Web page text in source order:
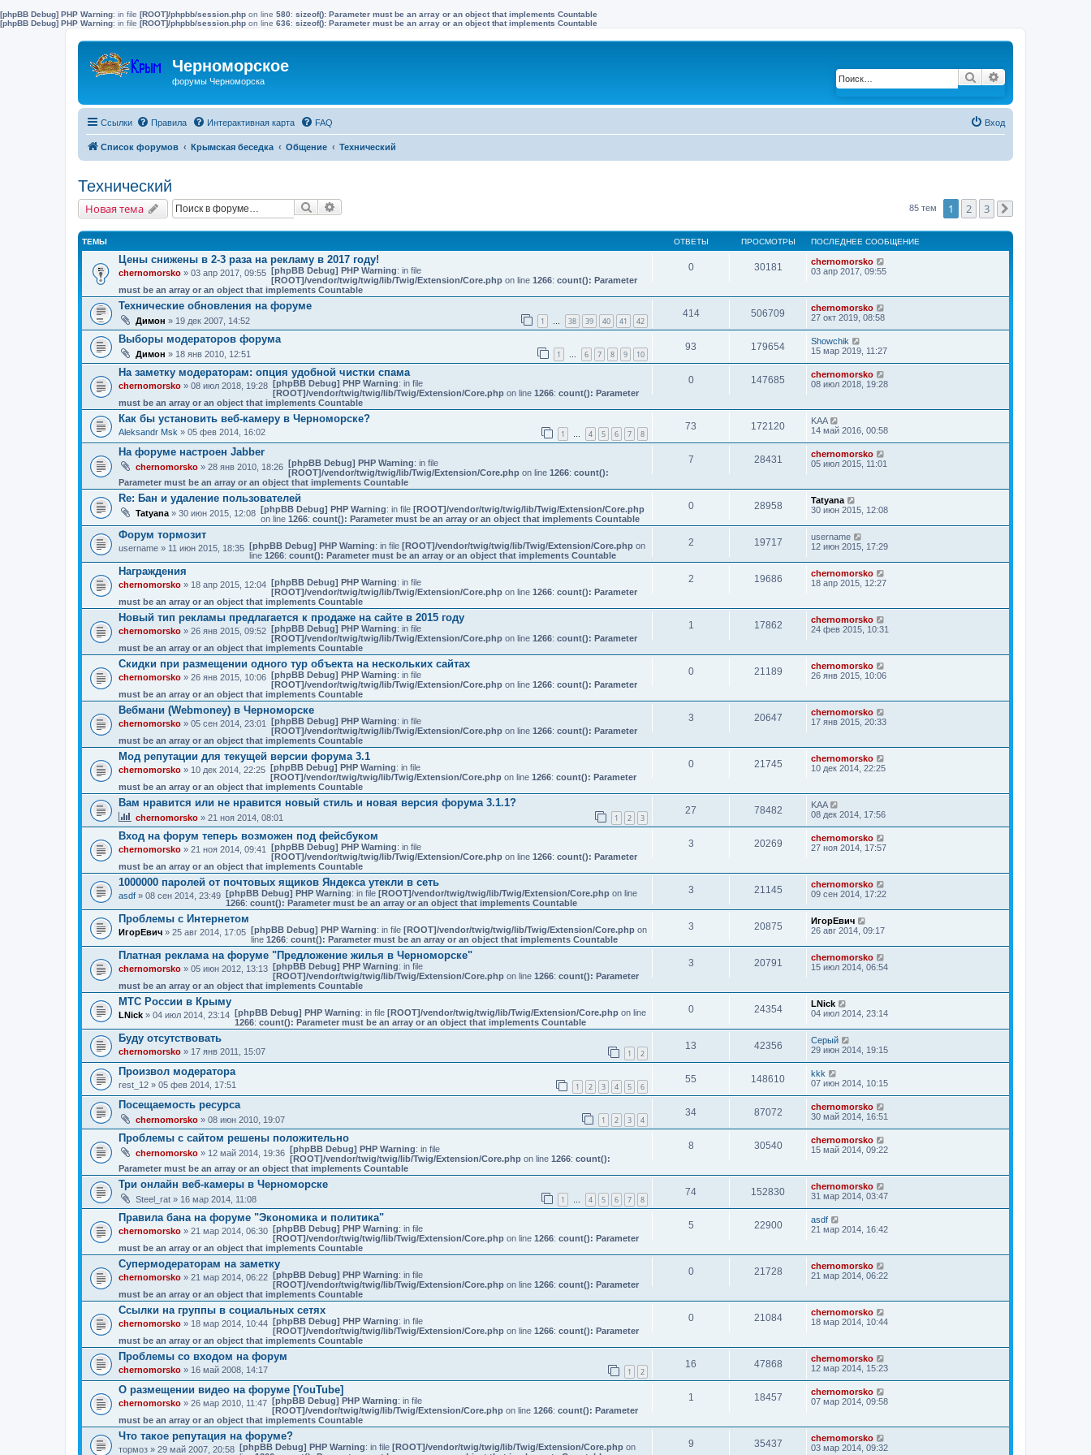
[phpBB Debug] PHP Warning: in file [ROOT]/phpbb/session.php on line 580: sizeof(): Parameter must be an array or an object that implements Countable
[phpBB Debug] PHP Warning: in file [ROOT]/phpbb/session.php on line 636: sizeof(): Parameter must be an array or an object that implements Countable
Черноморское
форумы Черноморска Поиск
Ссылки Правила Интерактивная карта FAQ Вход
Список форумов Крымская беседка Общение Технический
Технический
Новая тема Поиск 85 тем 1 2 3
ТЕМЫ ОТВЕТЫ ПРОСМОТРЫ ПОСЛЕДНЕЕ СООБЩЕНИЕ
Цены снижены в 2-3 раза на рекламу в 2017 году!
chernomorsko » 03 апр 2017, 09:55 [phpBB Debug] PHP Warning: in file
[ROOT]/vendor/twig/twig/lib/Twig/Extension/Core.phpon line 1266: count(): Parameter
must be an array or an object that implements Countable
0 30181
chernomorsko
03 апр 2017, 09:55
Технические обновления на форуме
Димон » 19 дек 2007, 14:52 1 38 39 40 41 42
414 506709
chernomorsko
27 окт 2019, 08:58
Выборы модераторов форума
Димон » 18 янв 2010, 12:51 1 6 7 8 9 10
93 179654
Showchik
15 мар 2019, 11:27
На заметку модераторам: опция удобной чистки спама
chernomorsko » 08 июл 2018, 19:28 [phpBB Debug] PHP Warning: in file
[ROOT]/vendor/twig/twig/lib/Twig/Extension/Core.phpon line 1266: count(): Parameter
must be an array or an object that implements Countable
0 147685
chernomorsko
08 июл 2018, 19:28
Как бы установить веб-камеру в Черноморске?
Aleksandr Msk » 05 фев 2014, 16:02 1 4 5 6 7 8
73 172120
KAA
14 май 2016, 00:58
На форуме настроен Jabber
chernomorsko » 28 янв 2010, 18:26 [phpBB Debug] PHP Warning: in file
[ROOT]/vendor/twig/twig/lib/Twig/Extension/Core.phpon line 1266: count():
Parameter must be an array or an object that implements Countable
7 28431
chernomorsko
05 июл 2015, 11:01
Re: Бан и удаление пользователей
Tatyana » 30 июн 2015, 12:08 [phpBB Debug] PHP Warning: in file [ROOT]/vendor/twig/twig/lib/Twig/Extension/Core.php
on line 1266: count(): Parameter must be an array or an object that implements Countable
0 28958
Tatyana
30 июн 2015, 12:08
Форум тормозит
username » 11 июн 2015, 18:35 [phpBB Debug] PHP Warning: in file [ROOT]/vendor/twig/twig/lib/Twig/Extension/Core.phpon
line 1266: count(): Parameter must be an array or an object that implements Countable
2 19717
username
12 июн 2015, 17:29
Награждения
chernomorsko » 18 апр 2015, 12:04 [phpBB Debug] PHP Warning: in file
[ROOT]/vendor/twig/twig/lib/Twig/Extension/Core.phpon line 1266: count(): Parameter
must be an array or an object that implements Countable
2 19686
chernomorsko
18 апр 2015, 12:27
Новый тип рекламы предлагается к продаже на сайте в 2015 году
chernomorsko » 26 янв 2015, 09:52 [phpBB Debug] PHP Warning: in file
[ROOT]/vendor/twig/twig/lib/Twig/Extension/Core.phpon line 1266: count(): Parameter
must be an array or an object that implements Countable
1 17862
chernomorsko
24 фев 2015, 10:31
Скидки при размещении одного тур объекта на нескольких сайтах
chernomorsko » 26 янв 2015, 10:06 [phpBB Debug] PHP Warning: in file
[ROOT]/vendor/twig/twig/lib/Twig/Extension/Core.phpon line 1266: count(): Parameter
must be an array or an object that implements Countable
0 21189
chernomorsko
26 янв 2015, 10:06
Вебмани (Webmoney) в Черноморске
chernomorsko » 05 сен 2014, 23:01 [phpBB Debug] PHP Warning: in file
[ROOT]/vendor/twig/twig/lib/Twig/Extension/Core.phpon line 1266: count(): Parameter
must be an array or an object that implements Countable
3 20647
chernomorsko
17 янв 2015, 20:33
Мод репутации для текущей версии форума 3.1
chernomorsko » 10 дек 2014, 22:25 [phpBB Debug] PHP Warning: in file
[ROOT]/vendor/twig/twig/lib/Twig/Extension/Core.phpon line 1266: count(): Parameter
must be an array or an object that implements Countable
0 21745
chernomorsko
10 дек 2014, 22:25
Вам нравится или не нравится новый стиль и новая версия форума 3.1.1?
chernomorsko » 21 ноя 2014, 08:01 1 2 3
27 78482
KAA
08 дек 2014, 17:56
Вход на форум теперь возможен под фейсбуком
chernomorsko » 21 ноя 2014, 09:41 [phpBB Debug] PHP Warning: in file
[ROOT]/vendor/twig/twig/lib/Twig/Extension/Core.phpon line 1266: count(): Parameter
must be an array or an object that implements Countable
3 20269
chernomorsko
27 ноя 2014, 17:57
1000000 паролей от почтовых ящиков Яндекса утекли в сеть
asdf » 08 сен 2014, 23:49 [phpBB Debug] PHP Warning: in file [ROOT]/vendor/twig/twig/lib/Twig/Extension/Core.phpon line
1266: count(): Parameter must be an array or an object that implements Countable
3 21145
chernomorsko
09 сен 2014, 17:22
Проблемы с Интернетом
ИгорЕвич » 25 авг 2014, 17:05 [phpBB Debug] PHP Warning: in file [ROOT]/vendor/twig/twig/lib/Twig/Extension/Core.phpon
line 1266: count(): Parameter must be an array or an object that implements Countable
3 20875
ИгорЕвич
26 авг 2014, 09:17
Платная реклама на форуме "Предложение жилья в Черноморске"
chernomorsko » 05 июн 2012, 13:13 [phpBB Debug] PHP Warning: in file
[ROOT]/vendor/twig/twig/lib/Twig/Extension/Core.phpon line 1266: count(): Parameter
must be an array or an object that implements Countable
3 20791
chernomorsko
15 июл 2014, 06:54
МТС России в Крыму
LNick » 04 июл 2014, 23:14 [phpBB Debug] PHP Warning: in file [ROOT]/vendor/twig/twig/lib/Twig/Extension/Core.phpon line
1266: count(): Parameter must be an array or an object that implements Countable
0 24354
LNick
04 июл 2014, 23:14
Буду отсутствовать
chernomorsko » 17 янв 2011, 15:07 1 2
13 42356
Серый
29 июн 2014, 19:15
Произвол модератора
rest_12 » 05 фев 2014, 17:51 1 2 3 4 5 6
55 148610
kkk
07 июн 2014, 10:15
Посещаемость ресурса
chernomorsko » 08 июн 2010, 19:07 1 2 3 4
34 87072
chernomorsko
30 май 2014, 16:51
Проблемы с сайтом решены положительно
chernomorsko » 12 май 2014, 19:36 [phpBB Debug] PHP Warning: in file
[ROOT]/vendor/twig/twig/lib/Twig/Extension/Core.phpon line 1266: count():
Parameter must be an array or an object that implements Countable
8 30540
chernomorsko
15 май 2014, 09:22
Три онлайн веб-камеры в Черноморске
Steel_rat » 16 мар 2014, 11:08 1 4 5 6 7 8
74 152830
chernomorsko
31 мар 2014, 03:47
Правила бана на форуме "Экономика и политика"
chernomorsko » 21 мар 2014, 06:30 [phpBB Debug] PHP Warning: in file
[ROOT]/vendor/twig/twig/lib/Twig/Extension/Core.phpon line 1266: count(): Parameter
must be an array or an object that implements Countable
5 22900
asdf
21 мар 2014, 16:42
Супермодераторам на заметку
chernomorsko » 21 мар 2014, 06:22 [phpBB Debug] PHP Warning: in file
[ROOT]/vendor/twig/twig/lib/Twig/Extension/Core.phpon line 1266: count(): Parameter
must be an array or an object that implements Countable
0 21728
chernomorsko
21 мар 2014, 06:22
Ссылки на группы в социальных сетях
chernomorsko » 18 мар 2014, 10:44 [phpBB Debug] PHP Warning: in file
[ROOT]/vendor/twig/twig/lib/Twig/Extension/Core.phpon line 1266: count(): Parameter
must be an array or an object that implements Countable
0 21084
chernomorsko
18 мар 2014, 10:44
Проблемы со входом на форум
chernomorsko » 16 май 2008, 14:17 1 2
16 47868
chernomorsko
12 мар 2014, 15:23
О размещении видео на форуме [YouTube]
chernomorsko » 26 мар 2010, 11:47 [phpBB Debug] PHP Warning: in file
[ROOT]/vendor/twig/twig/lib/Twig/Extension/Core.phpon line 1266: count(): Parameter
must be an array or an object that implements Countable
1 18457
chernomorsko
07 мар 2014, 09:58
Что такое репутация на форуме?
тормоз » 29 май 2007, 20:58 [phpBB Debug] PHP Warning: in file [ROOT]/vendor/twig/twig/lib/Twig/Extension/Core.phpon
9 35437
chernomorsko
03 мар 2014, 09:32